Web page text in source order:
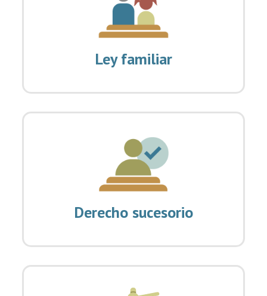
Ley familiar
Derecho sucesorio